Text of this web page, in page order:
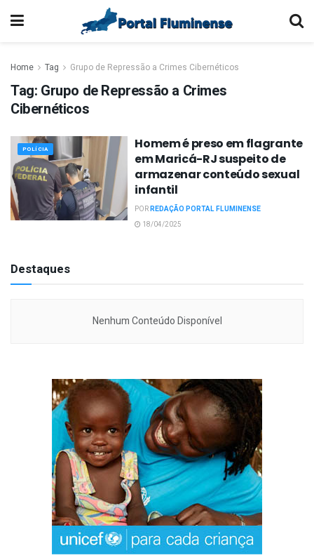
Home Tag Grupo de Repressão a Crimes Cibernéticos
Tag: Grupo de Repressão a Crimes
Cibernéticos
POLÍCIA
Homem é preso em flagrante
em Maricá-RJ suspeito de
armazenar conteúdo sexual
infantil
PORREDAÇÃO PORTAL FLUMINENSE
18/04/2025
Destaques
Nenhum Conteúdo Disponível